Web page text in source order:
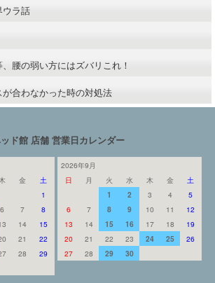
ウラ話
腰の弱い方にはズバリこれ！
合わなかった時の対処法
ド館 店舗 営業日カレンダー
木 金
土
1
6 7
8
14
15
21
22
28
29
2026年9月
日
月 火 水 木 金
土
1
2 3 4
5
6
7 8 9 10 11
12
13
14 15 16 17 18
19
20
21 22 23 24 25
26
27
28 29 30